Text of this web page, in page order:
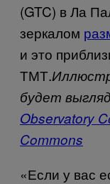
(GTC) в Ла
зеркалом
и это
ТМТ.
будет
Observatory
Commons
«Если у вас